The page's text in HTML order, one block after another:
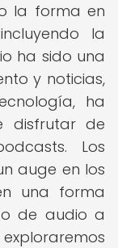
la forma en
la
ha sido una
y noticias,
ha
disfrutar de
Los
auge en los
una forma
de audio a